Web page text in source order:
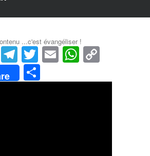
...c'est évangéliser !
Messenger
Telegram
Twitter
Email